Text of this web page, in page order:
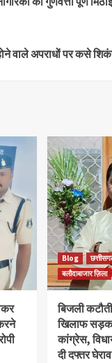
वाले अपराधों पर कसे
Blog
बलौदाबाजार ज़िला
बिजली
खिलाफ सड़क
कांग्रेस,
दी दफ्तर